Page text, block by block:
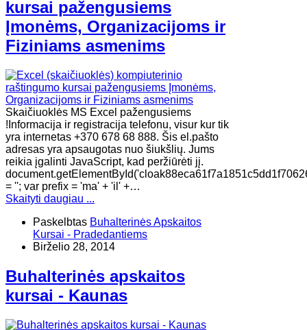
kursai pažengusiems
Įmonėms, Organizacijoms ir
Fiziniams asmenims
Skaičiuoklės MS Excel pažengusiems
!Informacija ir registracija telefonu, visur kur tik
yra internetas +370 678 68 888. Šis el.pašto
adresas yra apsaugotas nuo šiukšlių. Jums
reikia įgalinti JavaScript, kad peržiūrėti jį.
= ''; var prefix = 'ma' + 'il' +…
Skaityti daugiau ...
Paskelbtas Buhalterinės Apskaitos
Kursai - Pradedantiems
Birželio 28, 2014
Buhalterinės apskaitos
kursai - Kaunas